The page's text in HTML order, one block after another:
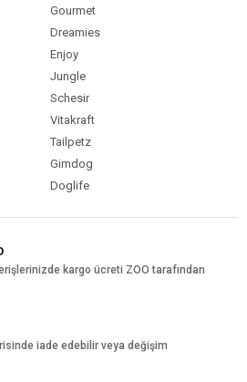
Gourmet
Dreamies
Enjoy
Jungle
Schesir
Vitakraft
Tailpetz
Gimdog
Doglife
kargo ücreti ZOO tarafından
iade edebilir veya değişim